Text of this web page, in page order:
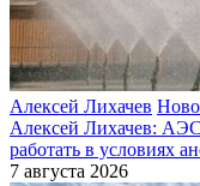
Алексей Лихачев
Алексей Лихачев:
работать в условиях
7 августа 2026